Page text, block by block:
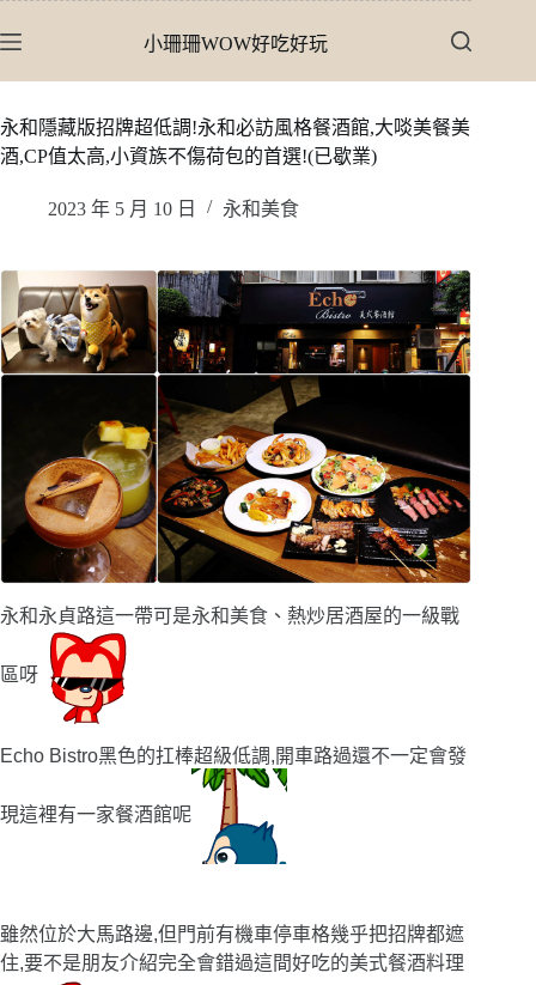
至
內
容
小珊珊WOW好吃好玩
永和隱藏版招牌超低調!永和必訪風格餐酒館,大啖美餐美
酒,CP值太高,小資族不傷荷包的首選!(已歇業)
2023 年 5 月 10 日 永和美食
永和永貞路這一帶可是永和美食、熱炒居酒屋的一級戰
區呀
Echo Bistro黑色的扛棒超級低調,開車路過還不一定會發
現這裡有一家餐酒館呢
雖然位於大馬路邊,但門前有機車停車格幾乎把招牌都遮
住,要不是朋友介紹完全會錯過這間好吃的美式餐酒料理